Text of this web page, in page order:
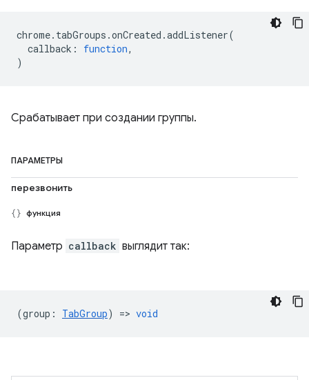
chrome. tabGroups .onCreated .addListener(
callback : function,
)
Срабатывает при создании группы.
ПАРАМЕТРЫ
перезвонить
функция
Параметр callback выглядит так:
(group : TabGroup) => void